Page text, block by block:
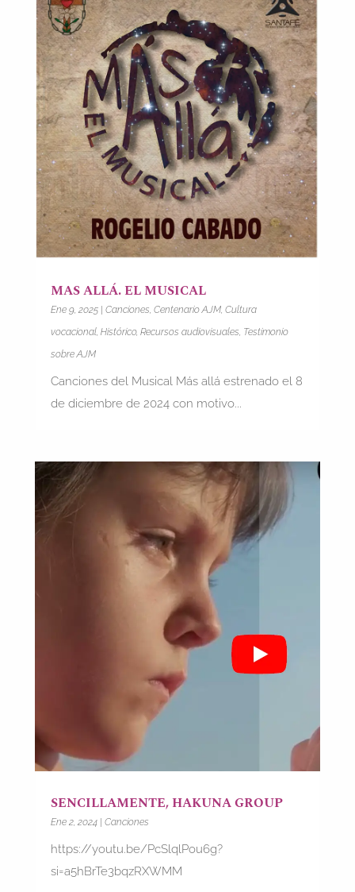
MAS ALLÁ. EL MUSICAL
Ene 9, 2025| Canciones, Centenario AJM, Cultura
vocacional, Histórico, Recursos audiovisuales, Testimonio
sobre AJM
Canciones del Musical Más allá estrenado el 8
de diciembre de 2024 con motivo...
SENCILLAMENTE, HAKUNA GROUP
Ene 2, 2024| Canciones
https://youtu.be/PcSlqlPou6g?
si=a5hBrTe3bqzRXWMM